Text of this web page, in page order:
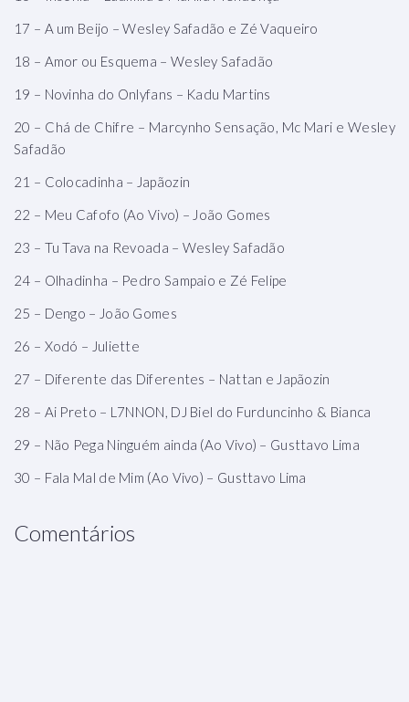
17 – A um Beijo – Wesley Safadão e Zé Vaqueiro
18 – Amor ou Esquema – Wesley Safadão
19 – Novinha do Onlyfans – Kadu Martins
20 – Chá de Chifre – Marcynho Sensação, Mc Mari e Wesley
Safadão
21 – Colocadinha – Japãozin
22 – Meu Cafofo (Ao Vivo) – João Gomes
23 – Tu Tava na Revoada – Wesley Safadão
24 – Olhadinha – Pedro Sampaio e Zé Felipe
25 – Dengo – João Gomes
26 – Xodó – Juliette
27 – Diferente das Diferentes – Nattan e Japãozin
28 – Ai Preto – L7NNON, DJ Biel do Furduncinho & Bianca
29 – Não Pega Ninguém ainda (Ao Vivo) – Gusttavo Lima
30 – Fala Mal de Mim (Ao Vivo) – Gusttavo Lima
Comentários